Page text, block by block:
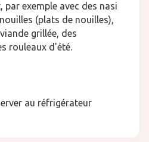
par exemple avec des nasi
(plats de nouilles),
grillée, des
rouleaux d'été.
au réfrigérateur